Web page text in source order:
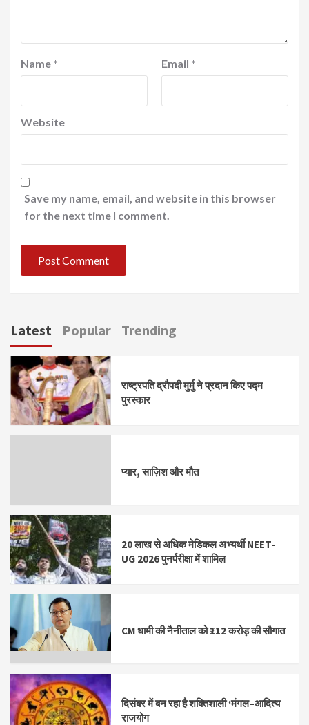
Name * Email *
Website
Save my name, email, and website in this browser
for the next time I comment.
Latest Popular Trending
राष्ट्रपति द्रौपदी मुर्मु ने प्रदान किए पद्म
पुरस्कार
प्यार, साज़िश और मौत
20 लाख से अधिक मेडिकल अभ्यर्थी NEET-
UG 2026 पुनर्परीक्षा में शामिल
CM धामी की नैनीताल को ₹112 करोड़ की सौगात
दिसंबर में बन रहा है शक्तिशाली ‘मंगल–आदित्य
राजयोग